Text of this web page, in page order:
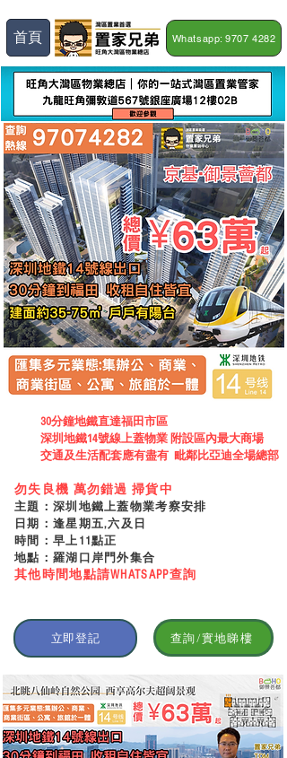
首頁 Whatsapp: 9707 4282
30分鐘地鐵直達福田市區
深圳地鐵14號線上蓋物業 附設區內最大商場
交通及生活配套應有盡有 毗鄰比亞迪全場總部
勿失良機 萬勿錯過 掃貨中
主題：深圳地鐵上蓋物業考察安排
日期：逢星期五,六及日
時間：早上11點正
地點：羅湖 口岸門外集合
其他時間地點請WHATSAPP查詢
立即登記 查詢/實地睇樓